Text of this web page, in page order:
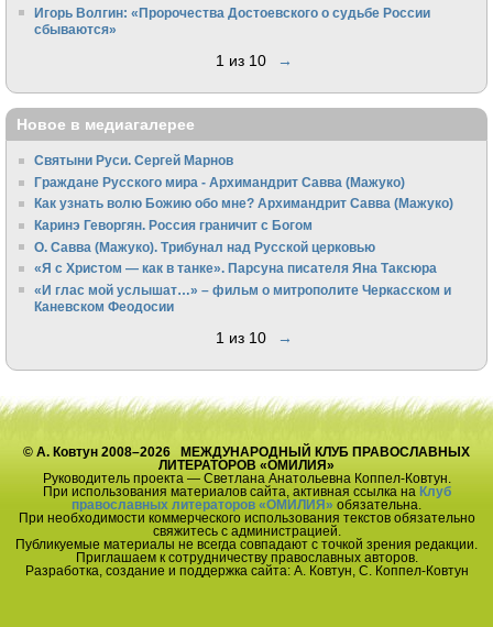
Игорь Волгин: «Пророчества Достоевского о судьбе России
сбываются»
1 из 10 →
Новое в медиагалерее
Святыни Руси. Сергей Марнов
Граждане Русского мира - Архимандрит Савва (Мажуко)
Как узнать волю Божию обо мне? Архимандрит Савва (Мажуко)
Каринэ Геворгян. Россия граничит с Богом
О. Савва (Мажуко). Трибунал над Русской церковью
«Я с Христом — как в танке». Парсуна писателя Яна Таксюра
«И глас мой услышат…» – фильм о митрополите Черкасском и
Каневском Феодосии
1 из 10 →
© А. Ковтун 2008–2026 МЕЖДУНАРОДНЫЙ КЛУБ ПРАВОСЛАВНЫХ
ЛИТЕРАТОРОВ «ОМИЛИЯ»
Руководитель проекта — Светлана Анатольевна Коппел-Ковтун.
При использования материалов сайта, активная ссылка на Клуб
православных литераторов «ОМИЛИЯ» обязательна.
При необходимости коммерческого использования текстов обязательно
свяжитесь с администрацией.
Публикуемые материалы не всегда совпадают с точкой зрения редакции.
Приглашаем к сотрудничеству православных авторов.
Разработка, создание и поддержка сайта: А. Ковтун, С. Коппел-Ковтун